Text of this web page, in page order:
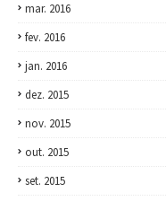
mar. 2016
fev. 2016
jan. 2016
dez. 2015
nov. 2015
out. 2015
set. 2015